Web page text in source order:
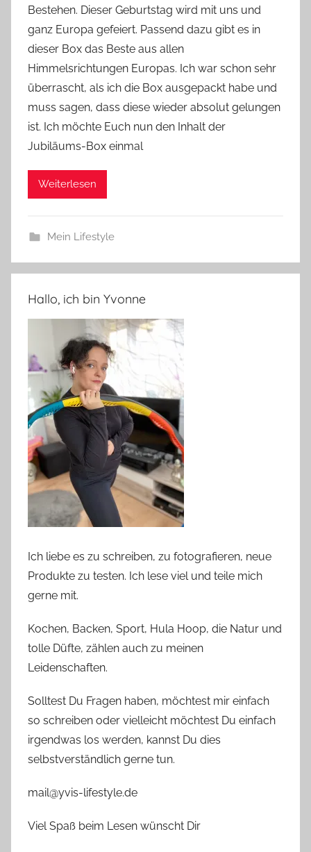
n
n
Bestehen. Dieser Geburtstag wird mit uns und
ganz Europa gefeiert. Passend dazu gibt es in
dieser Box das Beste aus allen
Himmelsrichtungen Europas. Ich war schon sehr
überrascht, als ich die Box ausgepackt habe und
muss sagen, dass diese wieder absolut gelungen
ist. Ich möchte Euch nun den Inhalt der
Jubiläums-Box einmal
Weiterlesen
Mein Lifestyle
Hallo, ich bin Yvonne
Ich liebe es zu schreiben, zu fotografieren, neue
Produkte zu testen. Ich lese viel und teile mich
gerne mit.
Kochen, Backen, Sport, Hula Hoop, die Natur und
tolle Düfte, zählen auch zu meinen
Leidenschaften.
Solltest Du Fragen haben, möchtest mir einfach
so schreiben oder vielleicht möchtest Du einfach
irgendwas los werden, kannst Du dies
selbstverständlich gerne tun.
mail@yvis-lifestyle.de
Viel Spaß beim Lesen wünscht Dir